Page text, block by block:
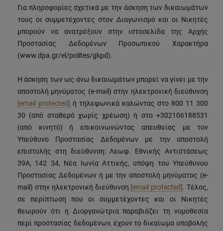
Για πληροφορίες σχετικά με την άσκηση των δικαιωμάτων
τους οι συμμετέχοντες στον Διαγωνισμό και οι Νικητές
μπορούν να ανατρέξουν στην ιστοσελίδα της Αρχής
Προστασίας Δεδομένων Προσωπικού Χαρακτήρα
(www.dpa.gr/el/polites/gkpd).
Η άσκηση των ως άνω δικαιωμάτων μπορεί να γίνει με την
αποστολή μηνύματος (e-mail) στην ηλεκτρονική διεύθυνση
[email protected] ή τηλεφωνικά καλώντας στο 800 11 300
30 (από σταθερό χωρίς χρέωση) ή στο +302106188531
(από κινητό) ή επικοινωνώντας απευθείας με τον
Υπεύθυνο Προστασίας Δεδομένων με την αποστολή
επιστολής στη διεύθυνση: Λεωφ. Εθνικής Αντιστάσεως
39Α, 142 34, Νέα Ιωνία Αττικής, υπόψη του Υπεύθυνου
Προστασίας Δεδομένων ή με την αποστολή μηνύματος (e-
mail) στην ηλεκτρονική διεύθυνση [email protected]. Τέλος,
σε περίπτωση που οι συμμετέχοντες και οι Νικητές
θεωρούν ότι η Διοργανώτρια παραβιάζει τη νομοθεσία
περί προστασίας δεδομένων, έχουν το δικαίωμα υποβολής